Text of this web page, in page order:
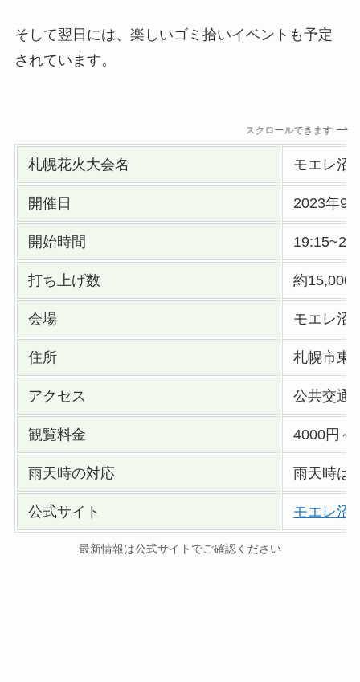
そして翌日には、楽しいゴミ拾いイベントも予定
されています。
スクロールできます
札幌花火大会名 モエレ沼
開催日 2023年9
開始時間
打ち上げ数 約15,000
会場 モエレ沼
住所 札幌市東
アクセス 公共交通
観覧料金 4000円～
雨天時の対応 雨天時は
公式サイト モエレ沼
最新情報は公式サイトでご確認ください